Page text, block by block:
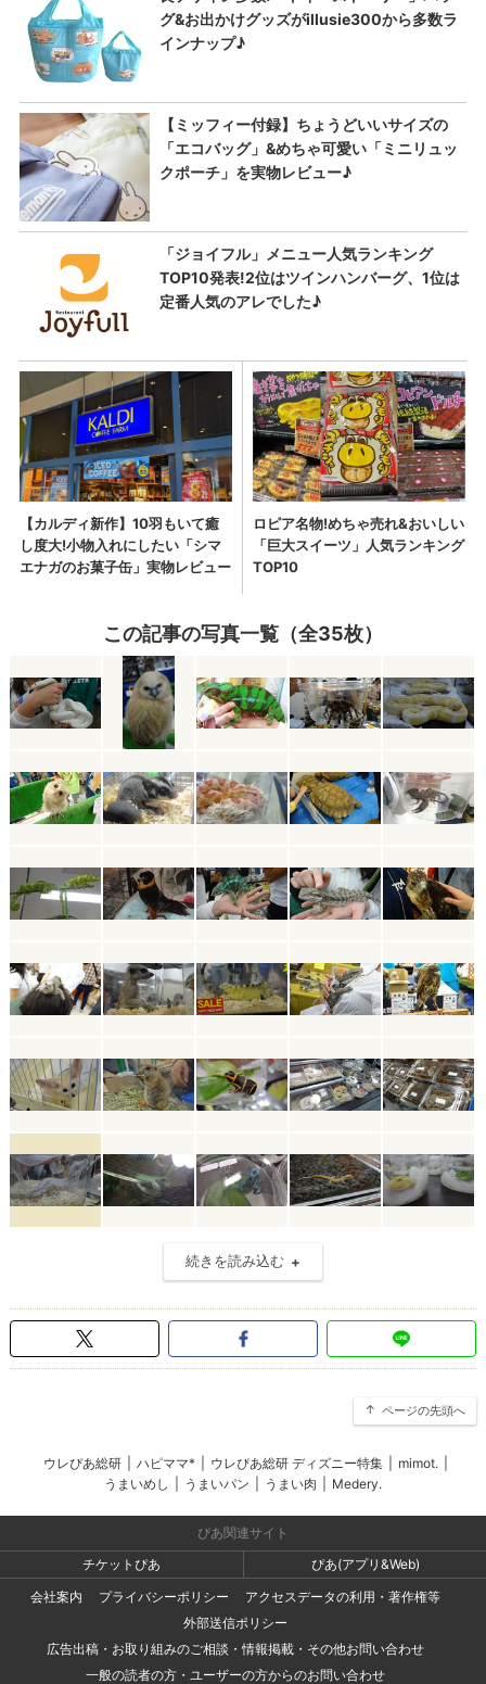
この記事の写真一覧（全35枚）
続きを読み込む
ページの先頭へ
ウレぴあ総研 ハピママ* ウレぴあ総研 ディズニー特集 mimot.
うまいめし
うまいパン うまい肉 Medery.
ぴあ関連サイト
チケットぴあ
ぴあ(アプリ&Web)
会社案内
プライバシーポリシー
アクセスデータの利用・著作権等
外部送信ポリシー
広告出稿・お取り組みのご相談・情報掲載・その他お問い合わせ
一般の読者の方・ユーザーの方からのお問い合わせ